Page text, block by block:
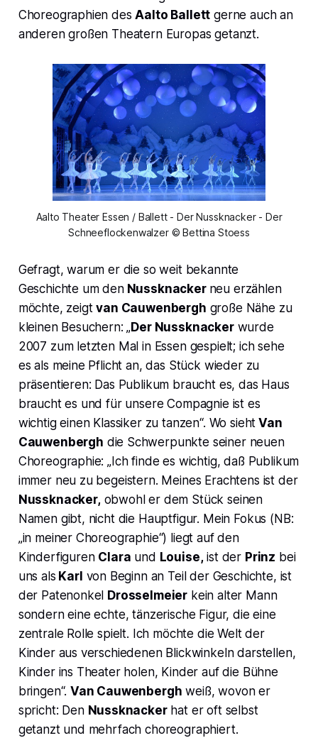
Choreographien desAalto Ballett gerne auch an
anderen großen Theatern Europas getanzt.
Aalto Theater Essen / Ballett - Der Nussknacker - Der
Schneeflockenwalzer © Bettina Stoess
Gefragt, warum er die so weit bekannte
Geschichte um denNussknacker neu erzählen
möchte, zeigtvan Cauwenbergh große Nähe zu
kleinen Besuchern: „Der Nussknackerwurde
2007 zum letzten Mal in Essen gespielt; ich sehe
es als meine Pflicht an, das Stück wieder zu
präsentieren: Das Publikum braucht es, das Haus
braucht es und für unsere Compagnie ist es
wichtig einen Klassiker zu tanzen“. Wo sieht Van
Cauwenbergh die Schwerpunkte seiner neuen
Choreographie: „Ich finde es wichtig, daß Publikum
immer neu zu begeistern. Meines Erachtens ist der
Nussknacker,obwohl er dem Stück seinen
Namen gibt, nicht die Hauptfigur. Mein Fokus (NB:
„in meiner Choreographie“) liegt auf den
Kinderfiguren Clara und Louise,ist der Prinz bei
uns als Karl von Beginn an Teil der Geschichte, ist
der Patenonkel Drosselmeier kein alter Mann
sondern eine echte, tänzerische Figur, die eine
zentrale Rolle spielt. Ich möchte die Welt der
Kinder aus verschiedenen Blickwinkeln darstellen,
Kinder ins Theater holen, Kinder auf die Bühne
bringen“.Van Cauwenbergh weiß, wovon er
spricht: Den Nussknackerhat er oft selbst
getanzt und mehrfach choreographiert.